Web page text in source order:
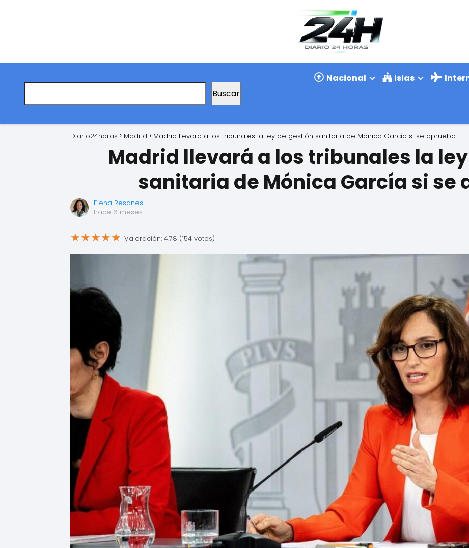
Buscar
Nacional Islas
Diario24horas Madrid Madrid llevará a los tribunales la ley de gestión sanitaria de Mónica García si se aprueba
Madrid llevará a los tribunales la
sanitaria de Mónica García si se
Elena Resanes
hace 6 meses
★★★★★ Valoración: 4.78 (154 votos)